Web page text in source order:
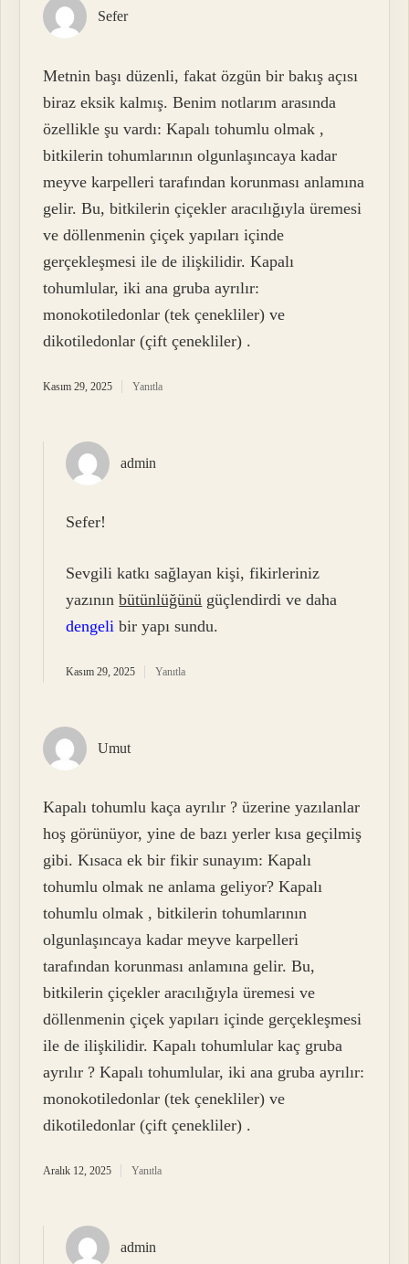
Sefer
Metnin başı düzenli, fakat özgün bir bakış açısı
biraz eksik kalmış. Benim notlarım arasında
özellikle şu vardı: Kapalı tohumlu olmak ,
bitkilerin tohumlarının olgunlaşıncaya kadar
meyve karpelleri tarafından korunması anlamına
gelir. Bu, bitkilerin çiçekler aracılığıyla üremesi
ve döllenmenin çiçek yapıları içinde
gerçekleşmesi ile de ilişkilidir. Kapalı
tohumlular, iki ana gruba ayrılır:
monokotiledonlar (tek çenekliler) ve
dikotiledonlar (çift çenekliler) .
Kasım 29, 2025 Yanıtla
admin
Sefer!
Sevgili katkı sağlayan kişi, fikirleriniz
yazınınbütünlüğünü güçlendirdi ve daha
dengeli bir yapı sundu.
Kasım 29, 2025 Yanıtla
Umut
Kapalı tohumlu kaça ayrılır ? üzerine yazılanlar
hoş görünüyor, yine de bazı yerler kısa geçilmiş
gibi. Kısaca ek bir fikir sunayım: Kapalı
tohumlu olmak ne anlama geliyor? Kapalı
tohumlu olmak , bitkilerin tohumlarının
olgunlaşıncaya kadar meyve karpelleri
tarafından korunması anlamına gelir. Bu,
bitkilerin çiçekler aracılığıyla üremesi ve
döllenmenin çiçek yapıları içinde gerçekleşmesi
ile de ilişkilidir. Kapalı tohumlular kaç gruba
ayrılır ? Kapalı tohumlular, iki ana gruba ayrılır:
monokotiledonlar (tek çenekliler) ve
dikotiledonlar (çift çenekliler) .
Aralık 12, 2025 Yanıtla
admin